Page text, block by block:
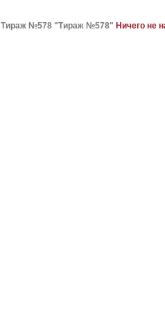
Тираж №578 "Тираж №578" Ничего не